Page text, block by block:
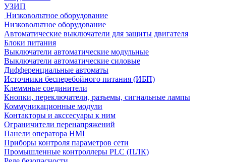
УЗИП
Низковольтное оборудование
Низковольтное оборудование
Автоматические выключатели для защиты двигателя
Блоки питания
Выключатели автоматические модульные
Выключатели автоматические силовые
Дифференциальные автоматы
Источники бесперебойного питания (ИБП)
Клеммные соединители
Кнопки, переключатели, разъемы, сигнальные лампы
Коммуникационные модули
Контакторы и акссесуары к ним
Ограничители перенапряжений
Панели оператора HMI
Приборы контроля параметров сети
Промышленные контроллеры PLC (ПЛК)